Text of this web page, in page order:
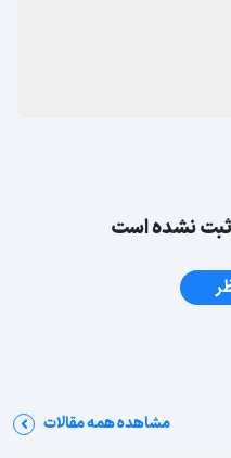
نشده است
مشاهده همه مقالات